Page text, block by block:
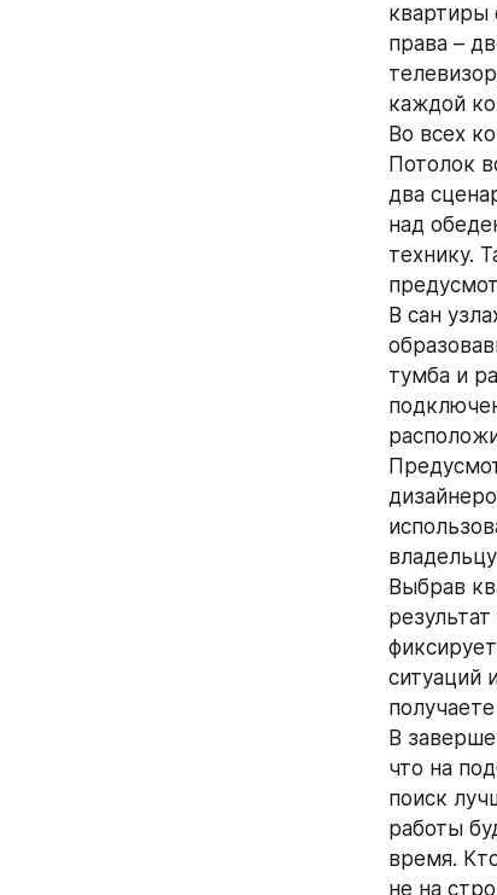
квартиры
права –
каждой
Во всех
Потолок
два
над
технику.
В сан
тумба и
Выбрав
ситуаций
В
что на
поиск
работы
время.
не на